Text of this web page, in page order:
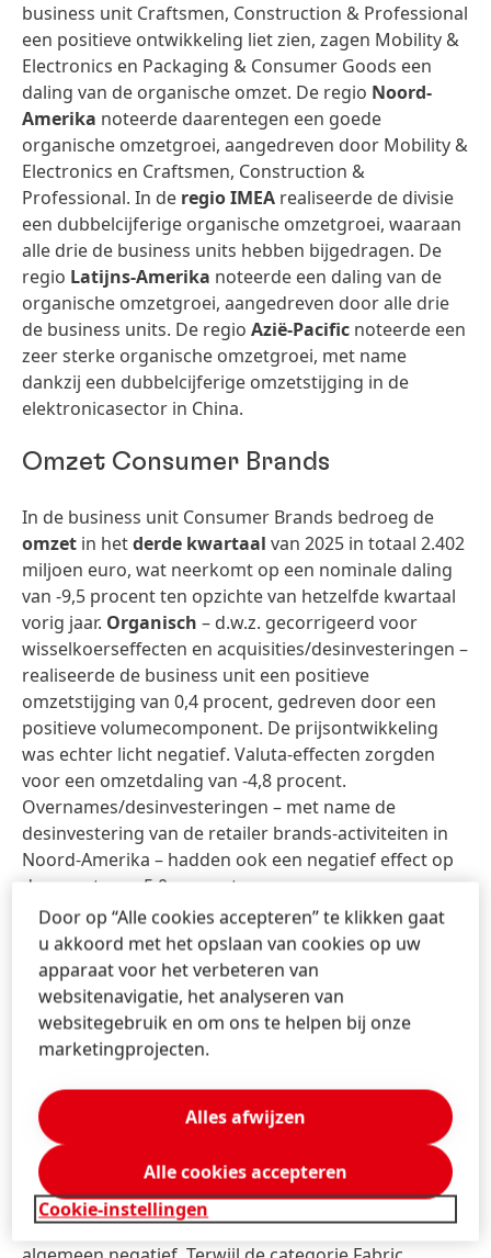
business unit Craftsmen, Construction & Professional
een positieve ontwikkeling liet zien, zagen Mobility &
Electronics en Packaging & Consumer Goods een
daling van de organische omzet. De regio Noord-
Amerika noteerde daarentegen een goede
organische omzetgroei, aangedreven door Mobility &
Electronics en Craftsmen, Construction &
Professional. In de regio IMEA realiseerde de divisie
een dubbelcijferige organische omzetgroei, waaraan
alle drie de business units hebben bijgedragen. De
regio Latijns-Amerika noteerde een daling van de
organische omzetgroei, aangedreven door alle drie
de business units. De regio Azië-Pacific noteerde een
zeer sterke organische omzetgroei, met name
dankzij een dubbelcijferige omzetstijging in de
elektronicasector in China.
Omzet Consumer Brands
In de business unit Consumer Brands bedroeg de
omzet in hetderde kwartaal van 2025 in totaal 2.402
miljoen euro, wat neerkomt op een nominale daling
van -9,5 procent ten opzichte van hetzelfde kwartaal
vorig jaar. Organisch – d.w.z. gecorrigeerd voor
wisselkoerseffecten en acquisities/desinvesteringen –
realiseerde de business unit een positieve
omzetstijging van 0,4 procent, gedreven door een
positieve volumecomponent. De prijsontwikkeling
was echter licht negatief. Valuta-effecten zorgden
voor een omzetdaling van -4,8 procent.
Overnames/desinvesteringen – met name de
desinvestering van de retailer brands-activiteiten in
Noord-Amerika – hadden ook een negatief effect op
de omzet van -5,0 procent.
In deeerste negen maandenvan 2025 bedroeg de
omzet van Consumer Brands 7.308 miljoen euro, een
nominaledaling van -7,7 procent ten opzichte van
dezelfde periode vorig jaar.Organisch daalde de
omzet licht met -1,0 procent als gevolg van lagere
In het derde kwartaal noteerde de business unit
Laundry & Home Care
een organische omzetdaling
van -1,5 procent, deels als gevolg van een uitdagende
marktomgeving. Tegen deze achtergrond was de
omzetontwikkeling in Laundry Care over het
Door op “Alle cookies accepteren” te klikken gaat
u akkoord met het opslaan van cookies op uw
apparaat voor het verbeteren van
websitenavigatie, het analyseren van
websitegebruik en om ons te helpen bij onze
marketingprojecten.
Cookie-instellingen
Alles afwijzen
Alle cookies accepteren